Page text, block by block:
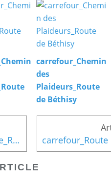
carrefour_Chemin
des
Plaideurs_Route
de Béthisy
carrefour_Route de Berne_Route de la Faisanderie